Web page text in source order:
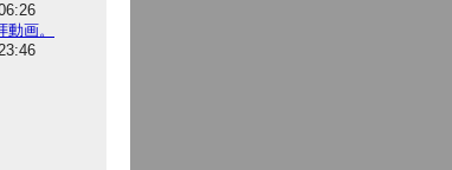
画。